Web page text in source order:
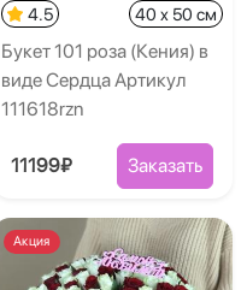
4.5 40 x 50 см
Букет 101 роза (Кения) в
виде Сердца Артикул
111618rzn
11199₽ Заказать
Акция